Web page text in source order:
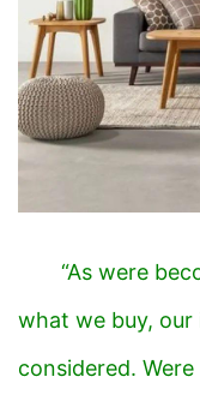
“As were
what we buy,
considered.